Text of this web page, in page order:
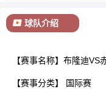
球队介绍
【赛事名称】布隆迪VS
【赛事分类】 国际赛